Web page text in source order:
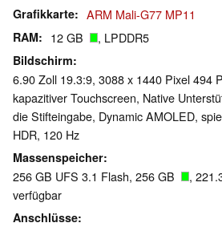
Grafikkarte ARM Mali-G77 MP11
RAM 12 GB , LPDDR5
Bildschirm
6.90 Zoll 19.3:9, 3088 x 1440 Pixel 494
kapazitiver Touchscreen, Native
die Stifteingabe, Dynamic AMOLED,
HDR, 120 Hz
Massenspeicher
256 GB UFS 3.1 Flash, 256 GB
,
verfügbar
Anschlüsse